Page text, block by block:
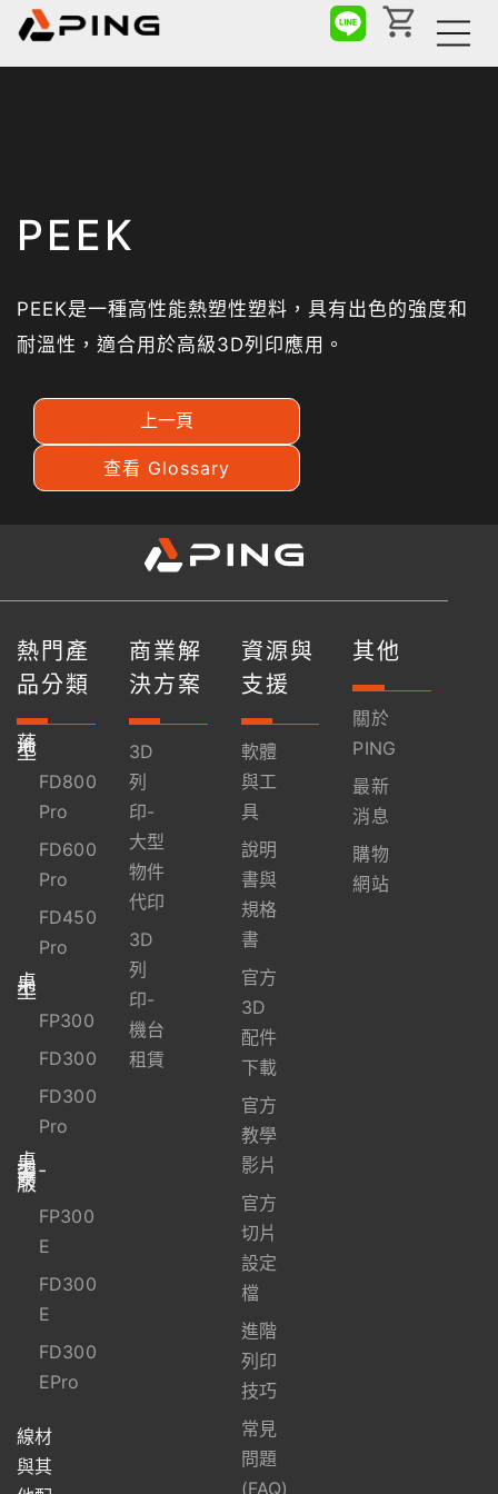
PEEK
PEEK是一種高性能熱塑性塑料，具有出色的強度和
耐溫性，適合用於高級3D列印應用。
上一頁
查看 Glossary
熱門產
品分類
落
地
型
FD800
Pro
FD600
Pro
FD450
Pro
桌
上
型
FP300
FD300
FD300
Pro
桌
上
型-
資
安
版
FP300
E
FD300
E
FD300
EPro
線材
與其
商業解
決方案
3D
列
印-
大型
物件
代印
3D
列
印-
機台
租賃
資源與
支援
軟體
與工
具
說明
書與
規格
書
官方
3D
配件
下載
官方
教學
影片
官方
切片
設定
檔
進階
列印
技巧
常見
問題
(FAQ)
其他
關於
PING
最新
消息
購物
網站